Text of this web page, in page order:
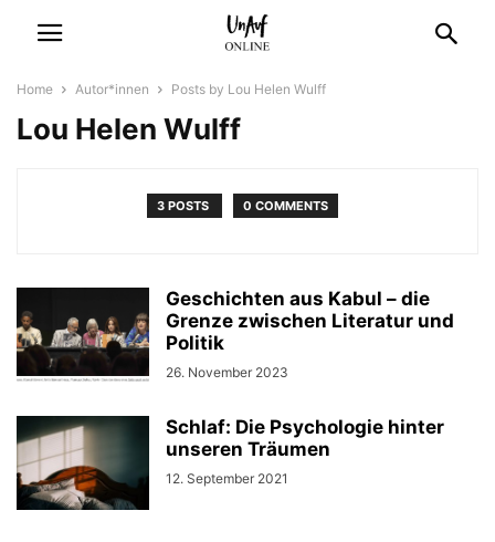
Home Autor*innen Posts by Lou Helen Wulff
Lou Helen Wulff
3 POSTS 0 COMMENTS
Geschichten aus Kabul – die
Grenze zwischen Literatur und
Politik
26. November 2023
Schlaf: Die Psychologie hinter
unseren Träumen
12. September 2021